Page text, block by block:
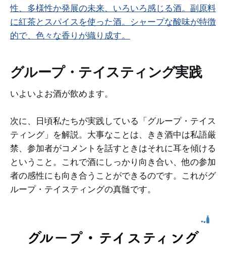
性、多様性か発展の未来、いろいろ感じる酒。副原料
に紅茶とスパイスを使った酒。シャープな酸味が特徴
的で、色々な香りが織り成す。
グループ・テイスティング実践
いよいよお酒が飲めます。
次に、日頃私たちが実践している「グループ・テイス
ティング」を解説。大事なことは、きき酒中は私語厳
禁、参加者がコメントを話すときはそれに耳を傾ける
ということ。これで酒にしっかり向き合い、他の参加
者の感性にも向き合うことができるのです。これがグ
ループ・テイスティングの真髄です。